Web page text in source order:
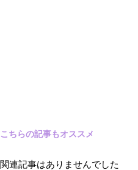
こちらの記事もオススメ
関連記事はありませんでした